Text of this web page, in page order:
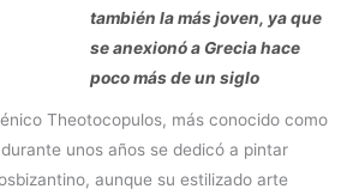
también la más joven, ya que
se anexionó a Grecia hace
poco más de un siglo
Theotocopulos, más conocido como
durante unos años se dedicó a pintar
aunque su estilizado arte